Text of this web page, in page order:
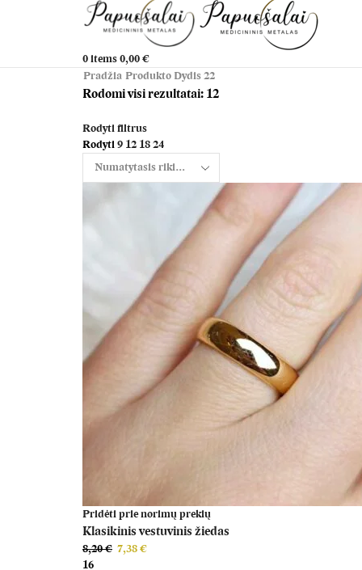
0items0,00€
Pradžia Produkto Dydis22
Rodomi visi rezultatai: 12
Rodyti filtrus
Rodyti9 12 1824
Pridėti prie norimų prekių
Klasikinis vestuvinis žiedas
8,20€ Original
7,38€Current
16